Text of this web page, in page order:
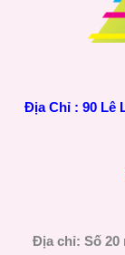
Địa Chỉ : 90 Lê
Địa chỉ: Số 20